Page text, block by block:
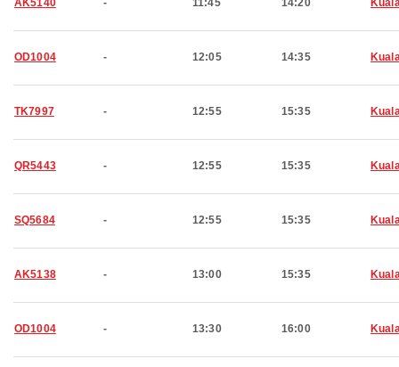
AK5140 - 11:45 14:20
OD1004 - 12:05 14:35
TK7997 - 12:55 15:35
QR5443 - 12:55 15:35
SQ5684 - 12:55 15:35
AK5138 - 13:00 15:35
OD1004 - 13:30 16:00